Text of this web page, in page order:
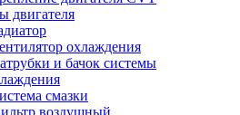
двигателя
охлаждения
и бачок системы
смазки
воздушный